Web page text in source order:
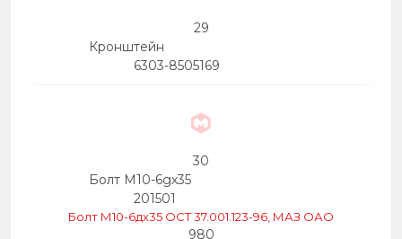
29
Кронштейн
6303-8505169
30
Болт М10-6gх35
201501
Болт М10-6дх35 ОСТ 37.001.123-96, МАЗ ОАО
980